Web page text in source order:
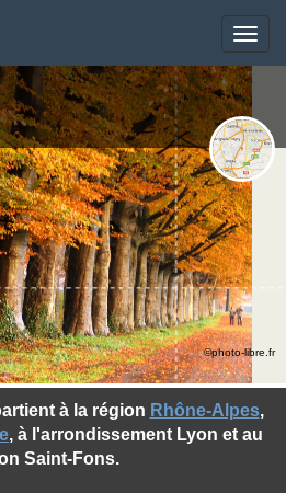
Toggle
à la région Rhône-Alpes,
, à l'arrondissement Lyon et au
Saint-Fons.
©photo-libre.fr
Toggle